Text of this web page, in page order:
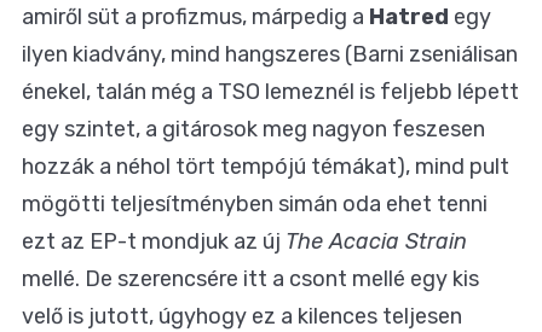
amiről süt a profizmus, márpedig a Hatred egy
ilyen kiadvány, mind hangszeres (Barni zseniálisan
énekel, talán még a TSO lemeznél is feljebb lépett
egy szintet, a gitárosok meg nagyon feszesen
hozzák a néhol tört tempójú témákat), mind pult
mögötti teljesítményben simán oda ehet tenni
ezt az EP-t mondjuk az új The Acacia Strain
mellé. De szerencsére itt a csont mellé egy kis
velő is jutott, úgyhogy ez a kilences teljesen